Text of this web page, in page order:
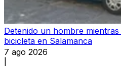
Detenido un hombre
bicicleta en Salamanca
7 ago 2026